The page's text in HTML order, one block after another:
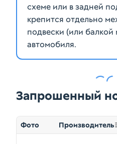
схеме или в задней
крепится отдельно
подвески (или балкой
Запрошенный
Фото Производитель